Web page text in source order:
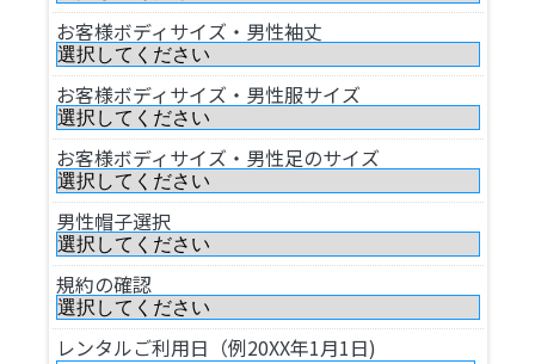
お客様ボディサイズ・男性袖丈
お客様ボディサイズ・男性服サイズ
お客様ボディサイズ・男性足のサイズ
男性帽子選択
規約の確認
レンタルご利用日（例20XX年1月1日)